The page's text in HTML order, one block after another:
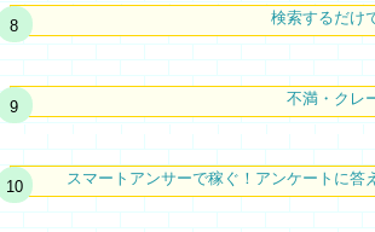
検索するだけ
不満・クレ
スマートアンサーで稼ぐ！アンケートに答